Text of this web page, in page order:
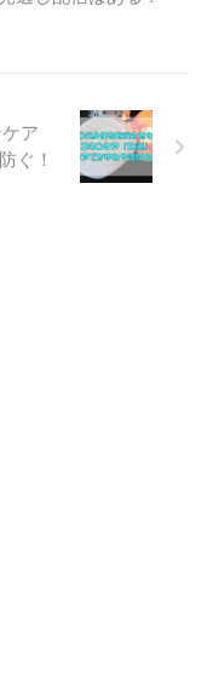
ア
ぐ！